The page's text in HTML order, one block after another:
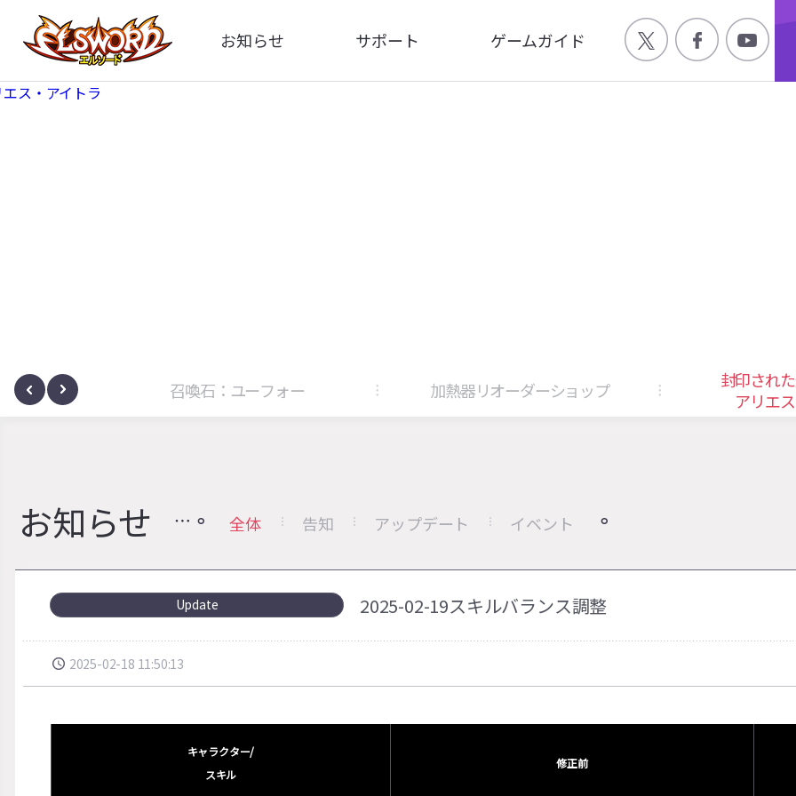
お知らせ
全体
サポート
FAQ
ゲームガイド
ゲーム特徴
サノヴァ 召喚石：ユーフォー 加熱器リオーダーショップ
封印され
アリエ
お知らせ 全体 告知 アップデート イベント
Update 2025-02-19スキルバランス調整
2025-02-18 11:50:13
キャラクター/
スキル
修正前